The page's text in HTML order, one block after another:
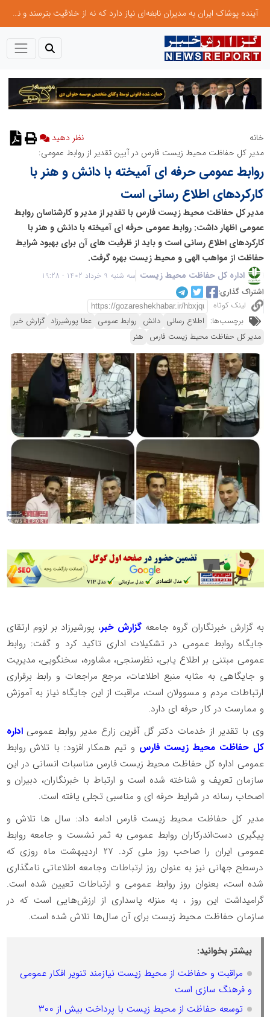
آینده پوشاک ایران به مدیران نابغه‌ای نیاز دارد که نه از خلاقیت بترسند و نه بروکراسی
خانه
نظر دهید
مدیر کل حفاظت محیط زیست فارس در آیین تقدیر از روابط عمومی:
روابط عمومی حرفه ای آمیخته با دانش و هنر با
کارکردهای اطلاع رسانی است
مدیر کل حفاظت محیط زیست فارس با تقدیر از مدیر و کارشناسان روابط
عمومی اظهار داشت: روابط عمومی حرفه ای آمیخته با دانش و هنر با
کارکردهای اطلاع رسانی است و باید از ظرفیت های آن برای بهبود شرایط
حفاظت از مواهب الهی و محیط زیست بهره گرفت.
اداره کل حفاظت محیط زیست سه شنبه 9 خرداد 1402 - 19:28
اشتراک گذاری:
لینک کوتاه
برچسب‌ها: اطلاع رسانی دانش روابط عمومی عطا پورشیرزاد گزارش خبر
مدیر کل حفاظت محیط زیست فارس هنر
به گزارش خبرنگاران گروه جامعهگزارش خبر، پورشیرزاد بر لزوم ارتقای
جایگاه روابط عمومی در تشکیلات اداری تاکید کرد و گفت: روابط
عمومی مبتنی بر اطلاع یابی، نظرسنجی، مشاوره، سخنگویی، مدیریت
و جایگاهی به مثابه منبع اطلاعات، مرجع مراجعات و رابط برقراری
ارتباطات مردم و مسوولان است، مراقبت از این جایگاه نیاز به آموزش
و ممارست در کار حرفه ای دارد.
وی با تقدیر از خدمات دکتر گل آفرین زارع مدیر روابط عمومیاداره
کل حفاظت محیط زیست فارس و تیم همکار افزود: با تلاش روابط
عمومی اداره کل حفاظت محیط زیست فارس مناسبات انسانی در این
سازمان تعریف و شناخته شده است و ارتباط با خبرنگاران، دبیران و
اصحاب رسانه در شرایط حرفه ای و مناسبی تجلی یافته است.
مدیر کل حفاظت محیط زیست فارس ادامه داد: سال ها تلاش و
پیگیری دست‌اندرکاران روابط عمومی به ثمر نشست و جامعه روابط
عمومی ایران را صاحب روز ملی کرد. ۲۷ اردیبهشت ماه روزی که
درسطح جهانی نیز به عنوان روز ارتباطات وجامعه اطلاعاتی نامگذاری
شده است، بعنوان روز روابط عمومی و ارتباطات تعیین شده است.
گرامیداشت این روز ، به منزله پاسداری از ارزش‌هایی است که در
سازمان حفاظت محیط زیست برای آن سال‌ها تلاش شده است.
بیشتر بخوانید:
مراقبت و حفاظت از محیط زیست نیازمند تنویر افکار عمومی
و فرهنگ سازی است
توسعه حفاظت از محیط زیست با پرداخت بیش از ۳۰۰